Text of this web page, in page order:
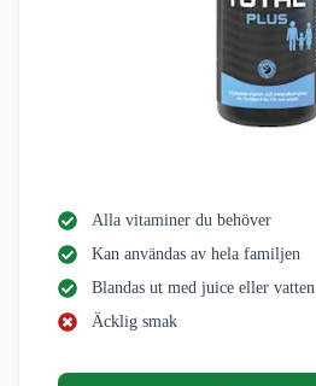
Alla vitaminer du behöver
Kan användas av hela familjen
Blandas ut med juice eller vatten
Äcklig smak